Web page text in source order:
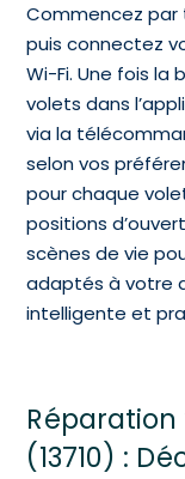
Commencez par
puis connectez
Wi-Fi. Une fois la
volets dans
via la
selon vos
pour chaque
positions
scènes de vie
adaptés à votre
intelligente et
(13710) :